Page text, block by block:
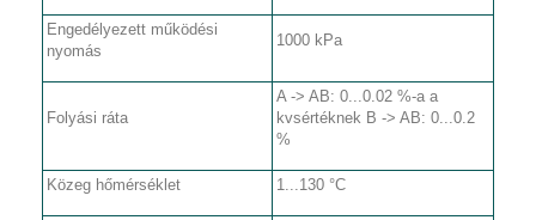
Engedélyezett működési
nyomás
1000 kPa
Folyási ráta
A -> AB: 0...0.02 %-a a
kvsértéknek B -> AB: 0...0.2
%
Közeg hőmérséklet 1...130 °C